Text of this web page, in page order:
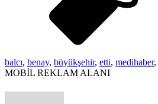
balcı, benay, büyükşehir, etti, medihaber,
MOBİL REKLAM ALANI